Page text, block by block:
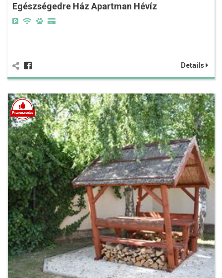
Egészségedre Ház Apartman Hévíz
Details